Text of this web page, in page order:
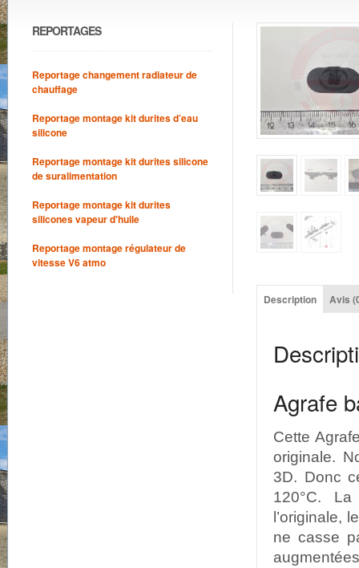
Description Avis
Agrafe
Cette
originale.
3D. Donc
120°C.
l’originale,
ne casse
REPORTAGES
Reportage changement radiateur de
chauffage
Reportage montage kit durites d’eau
silicone
Reportage montage kit durites silicone
de suralimentation
Reportage montage kit durites
silicones vapeur d'huile
Reportage montage régulateur de
vitesse V6 atmo